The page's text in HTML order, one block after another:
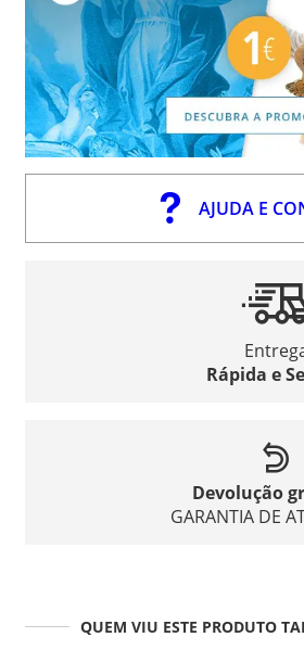
AJUDA E
Rápida e
Devolução
GARANTIA DE
QUEM VIU ESTE PRODUTO